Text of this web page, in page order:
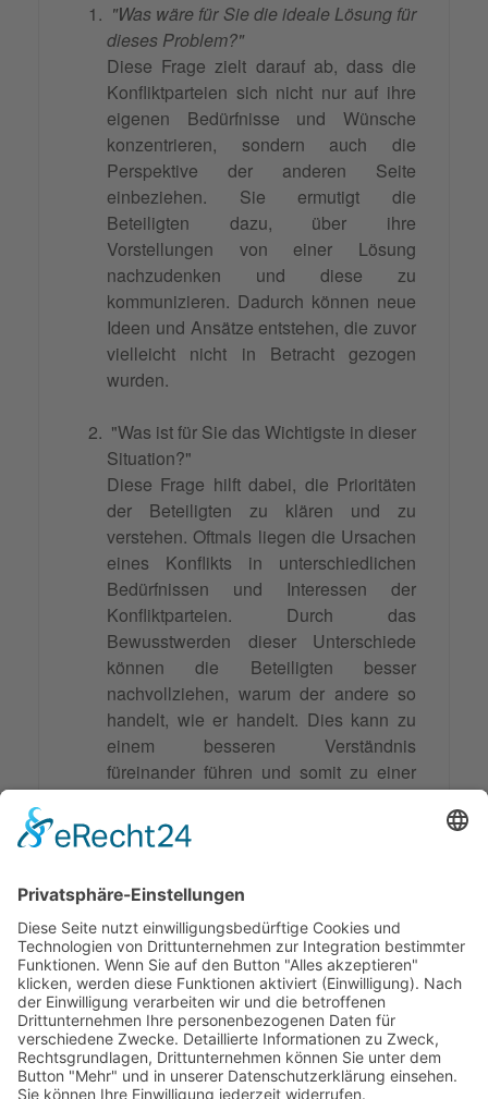
"Was wäre für Sie die ideale Lösung für
dieses Problem?"
Diese Frage zielt darauf ab, dass die
Konfliktparteien sich nicht nur auf ihre
eigenen Bedürfnisse und Wünsche
konzentrieren, sondern auch die
Perspektive der anderen Seite
einbeziehen. Sie ermutigt die
Beteiligten dazu, über ihre
Vorstellungen von einer Lösung
nachzudenken und diese zu
kommunizieren. Dadurch können neue
Ideen und Ansätze entstehen, die zuvor
vielleicht nicht in Betracht gezogen
wurden.
"Was ist für Sie das Wichtigste in dieser
Situation?"
Diese Frage hilft dabei, die Prioritäten
der Beteiligten zu klären und zu
verstehen. Oftmals liegen die Ursachen
eines Konflikts in unterschiedlichen
Bedürfnissen und Interessen der
Konfliktparteien. Durch das
Bewusstwerden dieser Unterschiede
können die Beteiligten besser
nachvollziehen, warum der andere so
handelt, wie er handelt. Dies kann zu
einem besseren Verständnis
füreinander führen und somit zu einer
konstruktiverenLösungsfindung
beitragen.
Magische Fragen sind ein wichtiges
Werkzeug, um Konflikte konstruktiv zu lösen
und eineWin-Win-Situationfür alle
Beteiligten zu schaffen.